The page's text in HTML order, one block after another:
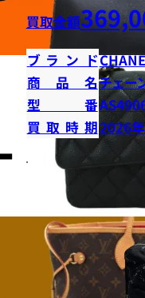
買取金額
ブランド
商品名チェー
型番
買取時期2026